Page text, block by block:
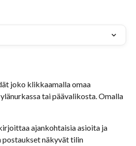
joko klikkaamalla omaa
tai päävalikosta. Omalla
ajankohtaisia asioita ja
postaukset näkyvät tilin